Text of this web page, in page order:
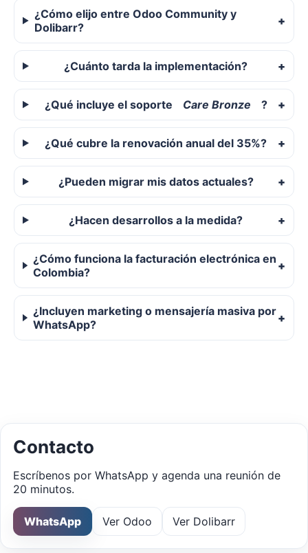
¿Cómo elijo entre Odoo Community y
Dolibarr?
¿Cuánto tarda la implementación?
¿Qué incluye el soporte Care Bronze ?
¿Qué cubre la renovación anual del 35%?
¿Pueden migrar mis datos actuales?
¿Hacen desarrollos a la medida?
¿Cómo funciona la facturación electrónica en
Colombia?
¿Incluyen marketing o mensajería masiva por
WhatsApp?
Contacto
Escríbenos por WhatsApp y agenda una reunión de
20 minutos.
WhatsApp Ver Odoo Ver Dolibarr